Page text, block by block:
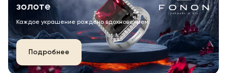
золоте
Каждое украшение рождено вдохновением.
Подробнее